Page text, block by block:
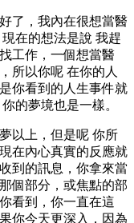
了，我內在很想當醫
在的想法是說 我趕
工作，一個想當醫
所以你呢 在你的人
你看到的人生事件就
的夢境也是一樣。
以上，但是呢 你所
在內心真實的反應就
到的訊息，你拿來當
個部分，或焦點的部
看到，你一直在這
你今天更深入，因為